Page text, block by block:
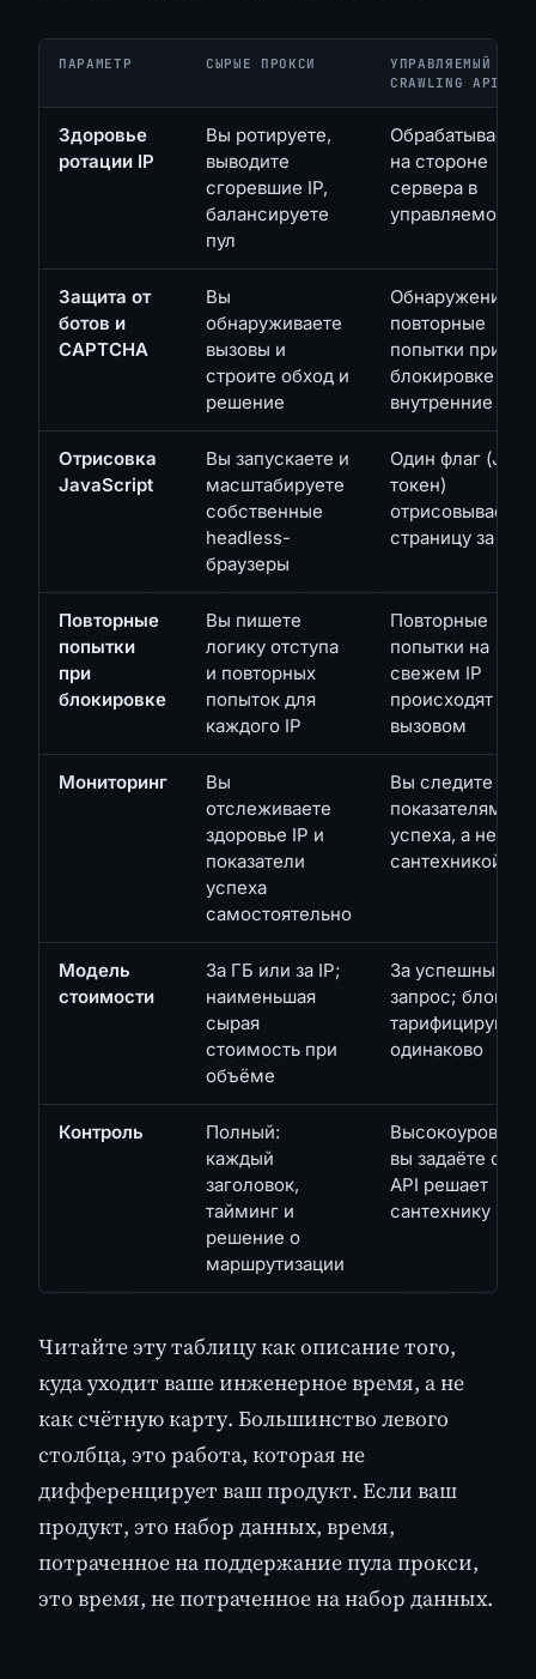
ПАРАМЕТР СЫРЫЕ ПРОКСИ
УПРАВЛЯЕМЫЙ
CRAWLING API
Здоровье
ротации IP
Вы ротируете,
выводите
сгоревшие IP,
балансируете
пул
Обрабатывается
на стороне
сервера в
управляемом
Защита от
ботов и
CAPTCHA
Вы
обнаруживаете
вызовы и
строите обход и
решение
Обнаружение и
повторные
попытки при
блокировке
внутренние
Отрисовка
JavaScript
Вы запускаете и
масштабируете
собственные
headless-
браузеры
Один флаг (JS-
токен)
отрисовывает
страницу за вас
Повторные
попытки
при
блокировке
Вы пишете
логику отступа
и повторных
попыток для
каждого IP
Повторные
попытки на
свежем IP
происходят за
вызовом
Мониторинг
Вы
отслеживаете
здоровье IP и
показатели
успеха
самостоятельно
Вы следите за
показателями
успеха, а не за
сантехникой IP
Модель
стоимости
За ГБ или за IP;
наименьшая
сырая
стоимость при
объёме
За успешный
запрос; блоки
одинаково
Контроль
Полный:
каждый
заголовок,
тайминг и
решение о
маршрутизации
вы задаёте
API решает
сантехнику
Читайте эту таблицу как описание того,
куда уходит ваше инженерное время, а не
как счётную карту. Большинство левого
столбца, это работа, которая не
дифференцирует ваш продукт. Если ваш
продукт, это набор данных, время,
потраченное на поддержание пула прокси,
это время, не потраченное на набор данных.